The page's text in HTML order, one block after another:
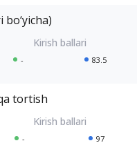
- 83.5
tortish
- 97